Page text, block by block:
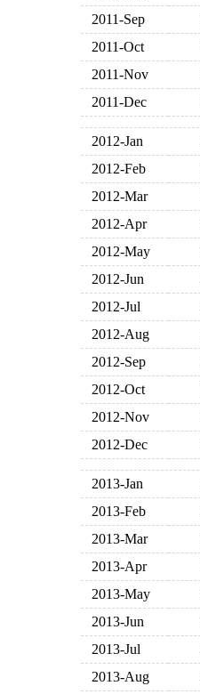
2011-Sep
2011-Oct
2011-Nov
2011-Dec
2012-Jan
2012-Feb
2012-Mar
2012-Apr
2012-May
2012-Jun
2012-Jul
2012-Aug
2012-Sep
2012-Oct
2012-Nov
2012-Dec
2013-Jan
2013-Feb
2013-Mar
2013-Apr
2013-May
2013-Jun
2013-Jul
2013-Aug